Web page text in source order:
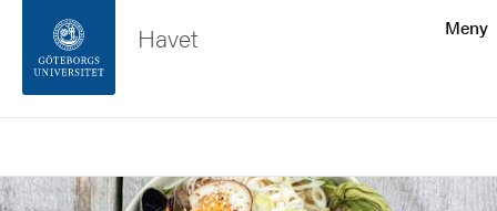
Sidfoten
Meny
Havet
Bild